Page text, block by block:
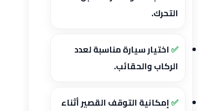
التحرك.
اختيار سيارة مناسبة لعدد
الركاب والحقائب.
إمكانية التوقف القصير أثناء